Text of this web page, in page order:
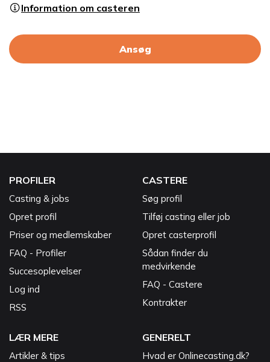
Information om casteren
Ansøg
PROFILER
Casting & jobs
Opret profil
Priser og medlemskaber
FAQ - Profiler
Succesoplevelser
Log ind
RSS
CASTERE
Søg profil
Tilføj casting eller job
Opret casterprofil
Sådan finder du
medvirkende
FAQ - Castere
Kontrakter
LÆR MERE
Artikler & tips
GENERELT
Hvad er Onlinecasting.dk?